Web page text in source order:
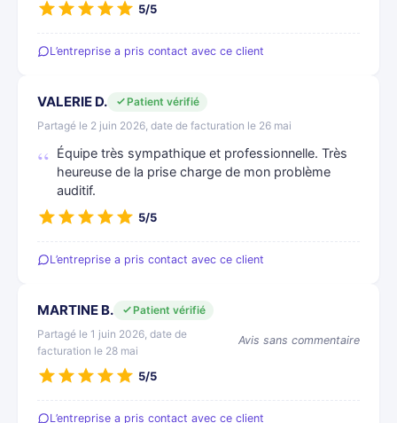
5/5
L’entreprise a pris contact avec ce client
VALERIE D.
Patient vérifié
Partagé le 2 juin 2026, date de facturation le 26 mai
Équipe très sympathique et professionnelle. Très
heureuse de la prise charge de mon problème
auditif.
5/5
L’entreprise a pris contact avec ce client
MARTINE B.
Patient vérifié
Partagé le 1 juin 2026, date de
facturation le 28 mai
Avis sans commentaire
5/5
L’entreprise a pris contact avec ce client